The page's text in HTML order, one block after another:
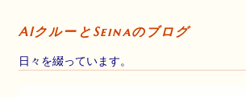
AIクルーとSeinaのブログ
日々を綴っています。